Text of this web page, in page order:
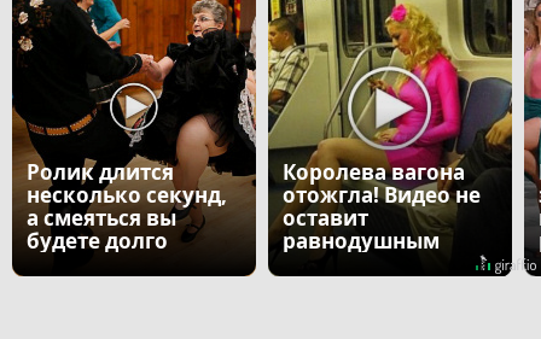
Ролик длится
несколько секунд,
а смеяться вы
будете долго
Королева вагона
отожгла! Видео не
оставит
равнодушным